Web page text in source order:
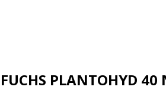
FUCHS PLANTOHYD 40